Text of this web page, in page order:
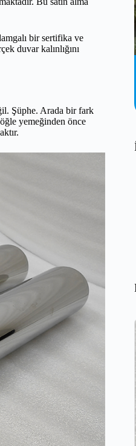
bir sertifika ve
duvar kalınlığını
Şüphe. Arada bir fark
yemeğinden önce